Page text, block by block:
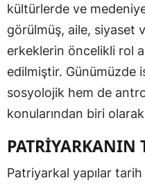
kültürlerde ve
görülmüş, aile, siyaset
erkeklerin öncelikli rol
edilmiştir. Günümüzde
sosyolojik hem de
konularından biri olarak
PATRİYARKANIN
Patriyarkal yapılar